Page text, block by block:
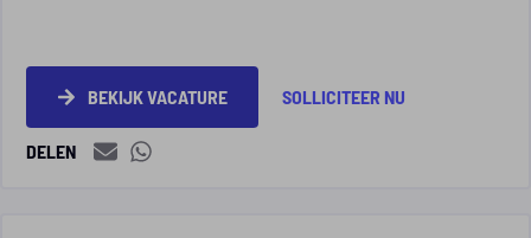
BEKIJK VACATURE SOLLICITEER NU
DELEN